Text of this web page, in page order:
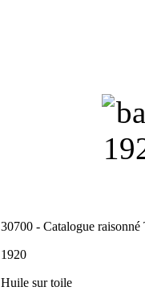
30700 - Catalogue raisonné
1920
Huile sur toile